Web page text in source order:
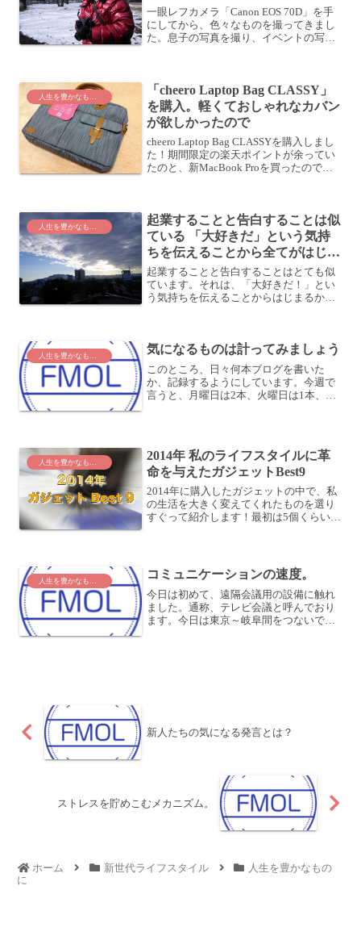
きたぞ
一眼レフカメラ「Canon EOS 70D」を手
にしてから、色々なものを撮ってきまし
た。息子の写真を撮り、イベントの写真
眼レフで撮...
「cheero Laptop Bag CLASSY」
を購入。軽くておしゃれなカバン
が欲しかったので
cheero Laptop Bag CLASSYを購入しまし
た！期間限定の楽天ポイントが余ってい
たのと、新MacBook Proを買ったので、
起業することと告白することは似
ている 「大好きだ」という気持
ちを伝えることから全てがはじま
る
起業することと告白することはとても似
ています。それは、「大好きだ！」とい
う気持ちを伝えることからはじまるから
なーとか。うまくいくかなー...
人生を豊かなものに 気になるものは計ってみましょう
このところ、日々何本ブログを書いた
か、記録するようにしています。今週で
言うと、月曜日は2本、火曜日は1本、水
いです。まあ、土日は...
2014年 私のライフスタイルに革
命を与えたガジェットBest9
2014年に購入したガジェットの中で、私
の生活を大きく変えてくれたものを選り
すぐって紹介します！最初は5個くらいに
介していきまし...
人生を豊かなものに コミュニケーションの速度。
今日は初めて、遠隔会議用の設備に触れ
ました。通称、テレビ会議と呼んでおり
ます。今日は東京～岐阜間をつないでど
新人たちの気になる発言とは？
ストレスを貯めこむメカニズム。
ホーム 新世代ライフスタイル
人生を豊かなもの
に